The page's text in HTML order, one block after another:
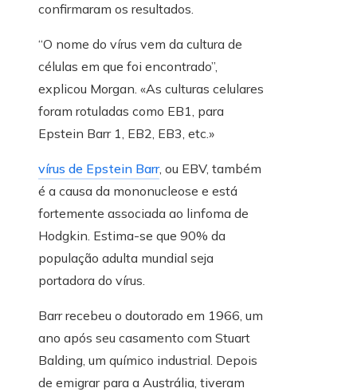
confirmaram os resultados.
“O nome do vírus vem da cultura de
células em que foi encontrado”,
explicou Morgan. «As culturas celulares
foram rotuladas como EB1, para
Epstein Barr 1, EB2, EB3, etc.»
vírus de Epstein Barr, ou EBV, também
é a causa da mononucleose e está
fortemente associada ao linfoma de
Hodgkin. Estima-se que 90% da
população adulta mundial seja
portadora do vírus.
Barr recebeu o doutorado em 1966, um
ano após seu casamento com Stuart
Balding, um químico industrial. Depois
de emigrar para a Austrália, tiveram